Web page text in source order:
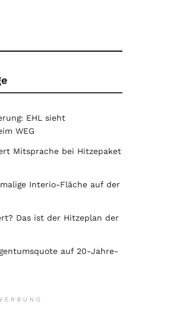
EHL sieht
WEG
Mitsprache bei Hitzepaket
Interio-Fläche auf der
Das ist der Hitzeplan der
auf 20-Jahre-